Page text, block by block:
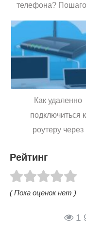
телефона?
инструкция.
LG, Philips
Как удаленно
подключиться к
роутеру через
инструкция
Рейтинг
( Пока оценок нет )
1